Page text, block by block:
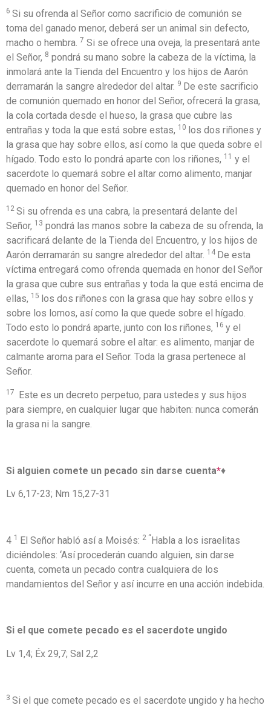
6 Si su ofrenda al Señor como sacrificio de comunión se
toma del ganado menor, deberá ser un animal sin defecto,
macho o hembra. 7 Si se ofrece una oveja, la presentará ante
el Señor, 8 pondrá su mano sobre la cabeza de la víctima, la
inmolará ante la Tienda del Encuentro y los hijos de Aarón
derramarán la sangre alrededor del altar. 9 De este sacrificio
de comunión quemado en honor del Señor, ofrecerá la grasa,
la cola cortada desde el hueso, la grasa que cubre las
entrañas y toda la que está sobre estas, 10 los dos riñones y
la grasa que hay sobre ellos, así como la que queda sobre el
hígado. Todo esto lo pondrá aparte con los riñones, 11 y el
sacerdote lo quemará sobre el altar como alimento, manjar
quemado en honor del Señor.
12 Si su ofrenda es una cabra, la presentará delante del
Señor, 13 pondrá las manos sobre la cabeza de su ofrenda, la
sacrificará delante de la Tienda del Encuentro, y los hijos de
Aarón derramarán su sangre alrededor del altar. 14 De esta
víctima entregará como ofrenda quemada en honor del Señor
la grasa que cubre sus entrañas y toda la que está encima de
ellas, 15 los dos riñones con la grasa que hay sobre ellos y
sobre los lomos, así como la que quede sobre el hígado.
Todo esto lo pondrá aparte, junto con los riñones, 16 y el
sacerdote lo quemará sobre el altar: es alimento, manjar de
calmante aroma para el Señor. Toda la grasa pertenece al
Señor.
17
Este es un decreto perpetuo, para ustedes y sus hijos
para siempre, en cualquier lugar que habiten: nunca comerán
la grasa ni la sangre.
Si alguien comete un pecado sin darse cuenta*♦
Lv 6,17-23; Nm 15,27-31
4 1 El Señor habló así a Moisés: 2 “Habla a los israelitas
diciéndoles: ‘Así procederán cuando alguien, sin darse
cuenta, cometa un pecado contra cualquiera de los
mandamientos del Señor y así incurre en una acción indebida.
Si el que comete pecado es el sacerdote ungido
Lv 1,4; Éx 29,7; Sal 2,2
3 Si el que comete pecado es el sacerdote ungido y ha hecho